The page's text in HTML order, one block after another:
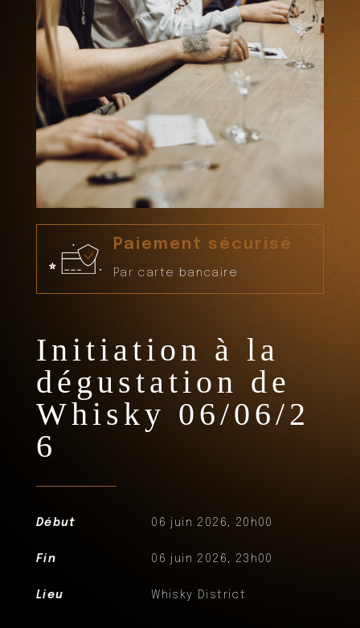
Paiement sécurisé
Par carte bancaire
Initiation à la
dégustation de
Whisky 06/06/2
6
Début 06 juin 2026, 20h00
Fin 06 juin 2026, 23h00
Lieu Whisky District